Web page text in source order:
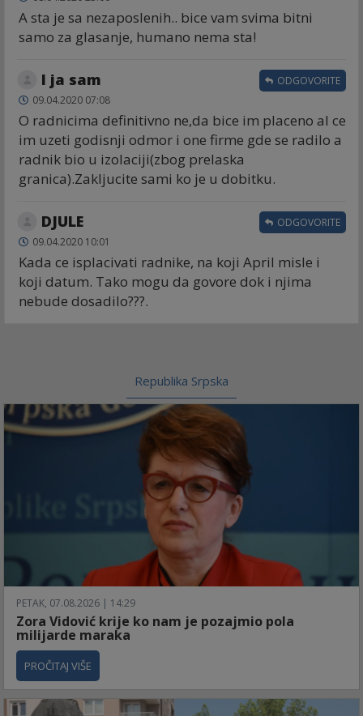
A sta je sa nezaposlenih.. bice vam svima bitni
samo za glasanje, humano nema sta!
I ja sam
09.04.2020 07:08
O radnicima definitivno ne,da bice im placeno al ce
im uzeti godisnji odmor i one firme gde se radilo a
radnik bio u izolaciji(zbog prelaska
granica).Zakljucite sami ko je u dobitku.
ODGOVORITE
DJULE
09.04.2020 10:01
Kada ce isplacivati radnike, na koji April misle i
koji datum. Tako mogu da govore dok i njima
nebude dosadilo???.
ODGOVORITE
Republika Srpska
PETAK, 07.08.2026 | 14:29
Zora Vidović krije ko nam je pozajmio pola
milijarde maraka
PROČITAJ VIŠE